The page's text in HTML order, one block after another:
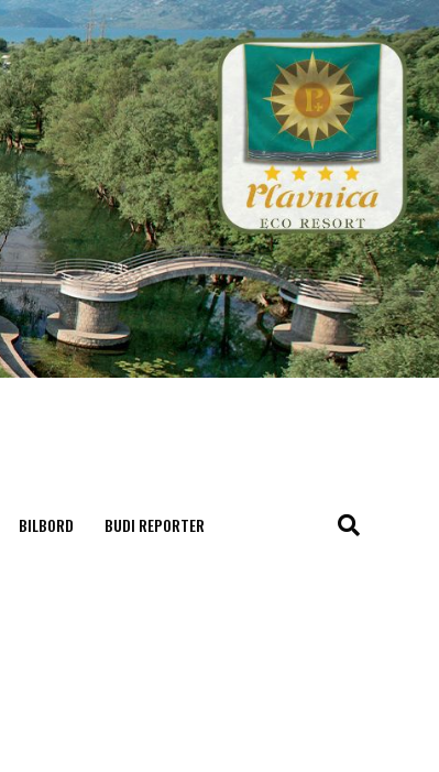
BILBORD BUDI REPORTER